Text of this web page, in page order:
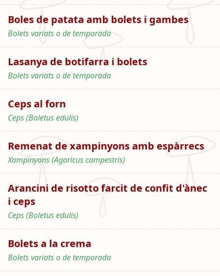
Boles de patata amb bolets i gambes
Bolets variats o de temporada
Lasanya de botifarra i bolets
Bolets variats o de temporada
Ceps al forn
Ceps (Boletus edulis)
Remenat de xampinyons amb espàrrecs
Xampinyons (Agaricus campestris)
Arancini de risotto farcit de confit d'ànec
i ceps
Ceps (Boletus edulis)
Bolets a la crema
Bolets variats o de temporada